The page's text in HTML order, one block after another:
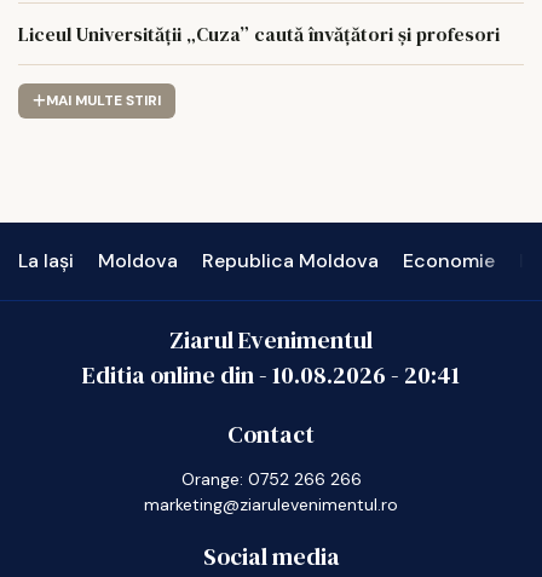
Liceul Universității „Cuza” caută învățători și profesori
MAI MULTE STIRI
La Iași Moldova Republica Moldova Economie
Ziarul Evenimentul
Editia online din -10.08.2026- 20:41
Contact
Orange: 0752 266 266
marketing@ziarulevenimentul.ro
Social media